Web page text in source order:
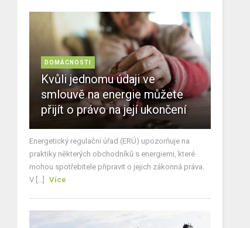
DOMÁCNOSTI
Kvůli jednomu údaji ve
smlouvě na energie můžete
přijít o právo na její ukončení
Energetický regulační úřad (ERÚ) upozorňuje na
praktiky některých obchodníků s energiemi, které
mohou spotřebitele připravit o jejich zákonná práva.
V [...]
Více